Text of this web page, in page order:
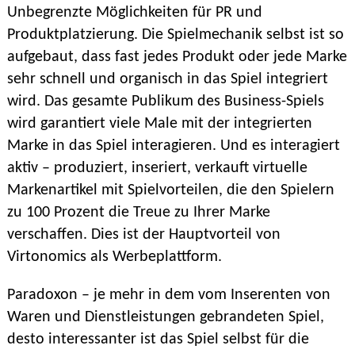
Unbegrenzte Möglichkeiten für PR und
Produktplatzierung. Die Spielmechanik selbst ist so
aufgebaut, dass fast jedes Produkt oder jede Marke
sehr schnell und organisch in das Spiel integriert
wird. Das gesamte Publikum des Business-Spiels
wird garantiert viele Male mit der integrierten
Marke in das Spiel interagieren. Und es interagiert
aktiv – produziert, inseriert, verkauft virtuelle
Markenartikel mit Spielvorteilen, die den Spielern
zu 100 Prozent die Treue zu Ihrer Marke
verschaffen. Dies ist der Hauptvorteil von
Virtonomics als Werbeplattform.
Paradoxon – je mehr in dem vom Inserenten von
Waren und Dienstleistungen gebrandeten Spiel,
desto interessanter ist das Spiel selbst für die